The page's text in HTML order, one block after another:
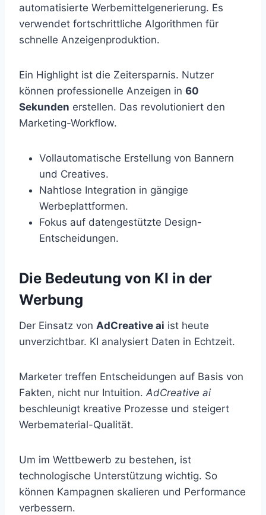
automatisierte Werbemittelgenerierung. Es
verwendet fortschrittliche Algorithmen für
schnelle Anzeigenproduktion.
Ein Highlight ist die Zeitersparnis. Nutzer
können professionelle Anzeigen in 60
Sekunden erstellen. Das revolutioniert den
Marketing-Workflow.
Vollautomatische Erstellung von Bannern
und Creatives.
Nahtlose Integration in gängige
Werbeplattformen.
Fokus auf datengestützte Design-
Entscheidungen.
Die Bedeutung von KI in der
Werbung
Der Einsatz von AdCreative ai ist heute
unverzichtbar. KI analysiert Daten in Echtzeit.
Marketer treffen Entscheidungen auf Basis von
Fakten, nicht nur Intuition. AdCreative ai
beschleunigt kreative Prozesse und steigert
Werbematerial-Qualität.
Um im Wettbewerb zu bestehen, ist
technologische Unterstützung wichtig. So
können Kampagnen skalieren und Performance
verbessern.